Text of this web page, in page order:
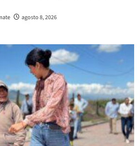
agosto 8, 2026